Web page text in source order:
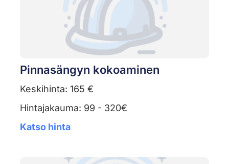
Pinnasängyn kokoaminen
Keskihinta: 165 €
Hintajakauma: 99 - 320€
Katso hinta